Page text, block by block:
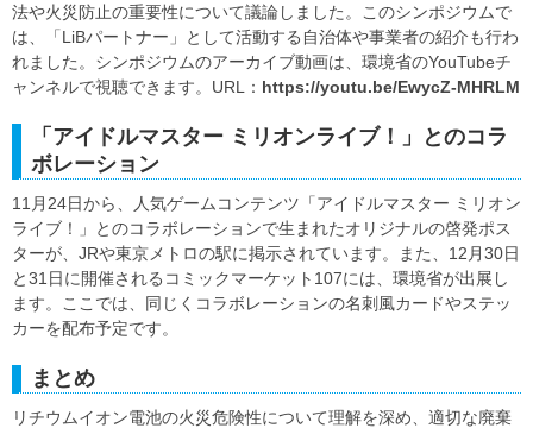
法や火災防止の重要性について議論しました。このシンポジウムで
は、「LiBパートナー」として活動する自治体や事業者の紹介も行わ
れました。シンポジウムのアーカイブ動画は、環境省のYouTubeチ
ャンネルで視聴できます。URL： https://youtu.be/EwycZ-MHRLM
「アイドルマスター ミリオンライブ！」とのコラ
ボレーション
11月24日から、人気ゲームコンテンツ「アイドルマスター ミリオン
ライブ！」とのコラボレーションで生まれたオリジナルの啓発ポス
ターが、JRや東京メトロの駅に掲示されています。また、12月30日
と31日に開催されるコミックマーケット107には、環境省が出展し
ます。ここでは、同じくコラボレーションの名刺風カードやステッ
カーを配布予定です。
まとめ
リチウムイオン電池の火災危険性について理解を深め、適切な廃棄